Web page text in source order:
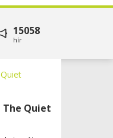
15058
hír
The Quiet